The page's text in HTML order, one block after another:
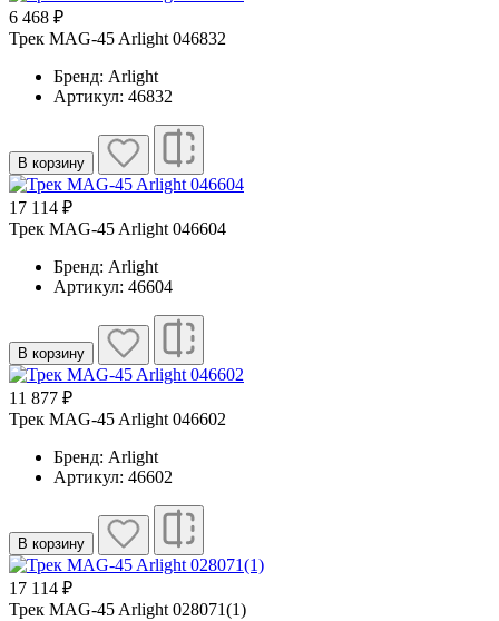
6 468 ₽
Трек MAG-45 Arlight 046832
Бренд: Arlight
Артикул: 46832
В корзину
17 114 ₽
Трек MAG-45 Arlight 046604
Бренд: Arlight
Артикул: 46604
В корзину
11 877 ₽
Трек MAG-45 Arlight 046602
Бренд: Arlight
Артикул: 46602
В корзину
17 114 ₽
Трек MAG-45 Arlight 028071(1)